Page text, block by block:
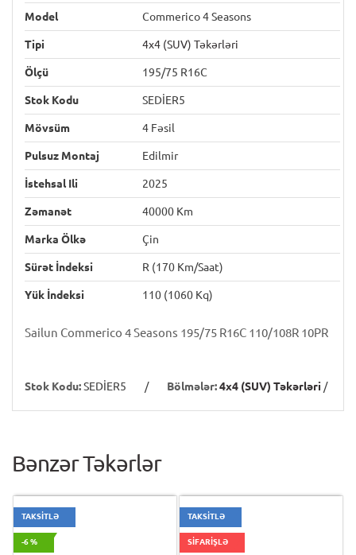
Model Commerico 4 Seasons
Tipi 4x4 (SUV) Təkərləri
Ölçü 195/75 R16C
Stok Kodu SEDİER5
Mövsüm 4 Fəsil
Pulsuz Montaj Edilmir
İstehsal Ili 2025
Zəmanət 40000 Km
Marka Ölkə Çin
Sürət İndeksi R (170 Km/saat)
Yük İndeksi 110 (1060 Kq)
Sailun Commerico 4 Seasons 195/75 R16C 110/108R 10PR
Stok Kodu:SEDİER5 / Bölmələr:4x4 (SUV) Təkərləri /
Bənzər Təkərlər
TAKSİTLƏ
-6 %
TAKSİTLƏ
SİFARİŞLƏ